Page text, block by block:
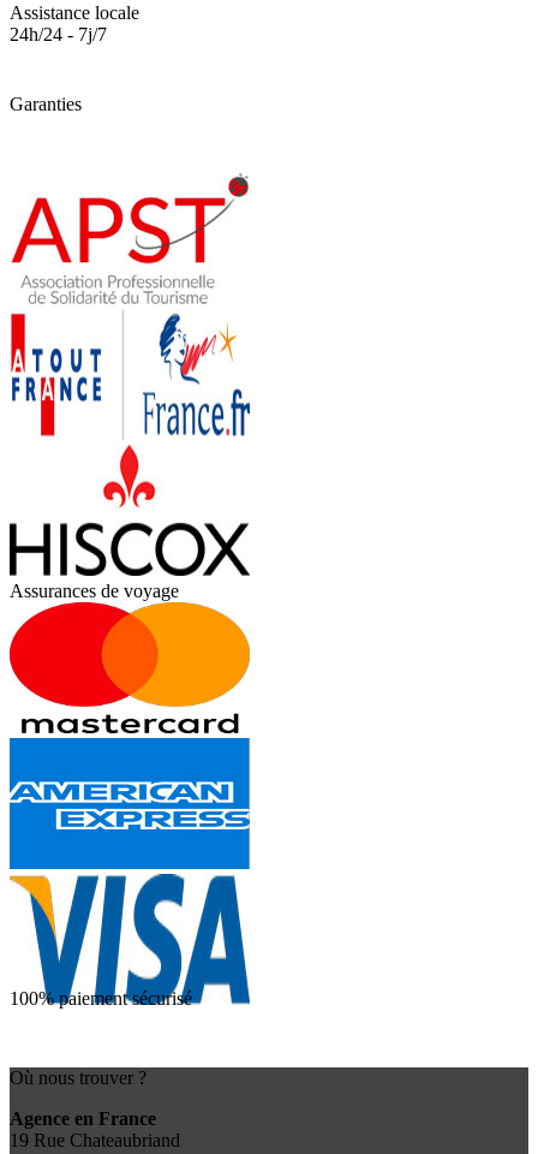
Assistance locale
24h/24 - 7j/7
Garanties
Assurances de voyage
100% paiement sécurisé
Où nous trouver ?
Agence en France
19 Rue Chateaubriand